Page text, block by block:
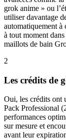
grok anime » ou
utiliser davantage
automatiquement à
à tout moment
maillots de bain
2
Les crédits de
Oui, les crédits ont
Pack Professional
performances
sur mesure et
avant leur